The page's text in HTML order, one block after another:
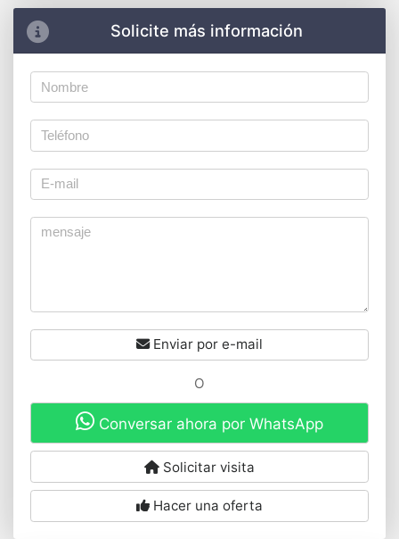
Solicite más información
Enviar por e-mail
O
Conversar ahora por WhatsApp
Solicitar visita
Hacer una oferta